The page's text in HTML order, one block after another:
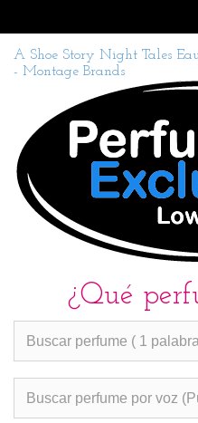
A Shoe Story Night Tales
- Montage Brands
¿Qué